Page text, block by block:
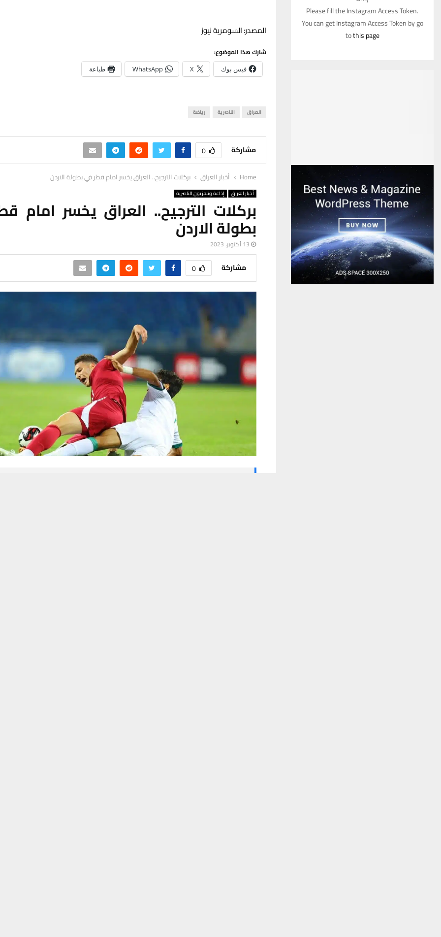
المصدر: السومرية نيوز
شارك هذا الموضوع:
فيس بوك X
WhatsApp طباعة
العراق الناصرية رياضة
مشاركة 0
Home أخبار العراق بركلات الترجيح.. العراق يخسر امام قطر في بطولة الاردن
أخبار العراق إذاعة وتلفزيون الناصرية
بركلات الترجيح.. العراق يخسر امام
بطولة الاردن
13 أكتوبر، 2023
مشاركة 0
Please fill the Instagram Access Token.
You can get Instagram Access Token by go
tothis page